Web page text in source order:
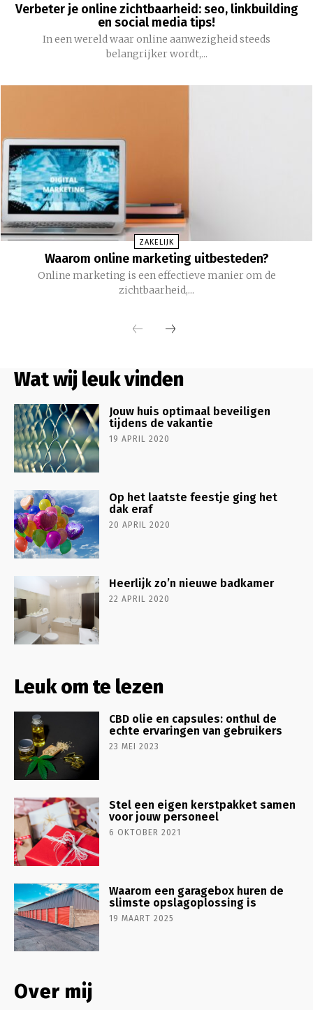
Verbeter je online zichtbaarheid: seo, linkbuilding
en social media tips!
In een wereld waar online aanwezigheid steeds
belangrijker wordt,...
ZAKELIJK
Waarom online marketing uitbesteden?
Online marketing is een effectieve manier om de
zichtbaarheid,...
Wat wij leuk vinden
Jouw huis optimaal beveiligen
tijdens de vakantie
19 APRIL 2020
Op het laatste feestje ging het
dak eraf
20 APRIL 2020
Heerlijk zo’n nieuwe badkamer
22 APRIL 2020
Leuk om te lezen
CBD olie en capsules: onthul de
echte ervaringen van gebruikers
23 MEI 2023
Stel een eigen kerstpakket samen
voor jouw personeel
6 OKTOBER 2021
Waarom een garagebox huren de
slimste opslagoplossing is
19 MAART 2025
Over mij